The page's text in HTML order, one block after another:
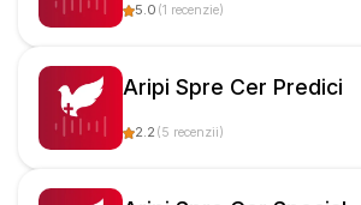
5.0 (1 recenzie)
Aripi Spre Cer Predici
2.2 (5 recenzii)